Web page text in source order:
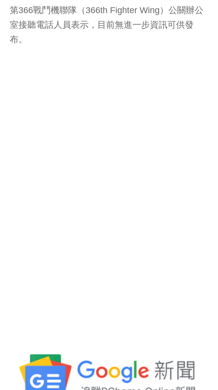
第366戰鬥機聯隊（366th Fighter Wing）公關辦公
室接聽電話人員表示，目前無進一步資訊可供發
布。